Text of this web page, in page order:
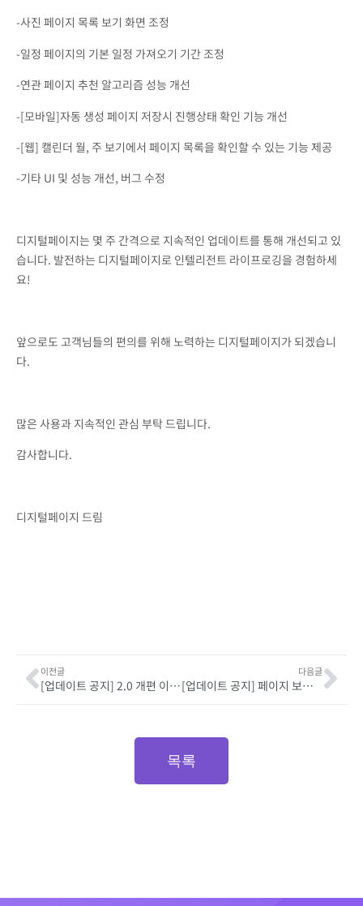
-사진 페이지 목록 보기 화면 조정
-일정 페이지의 기본 일정 가져오기 기간 조정
-연관 페이지 추천 알고리즘 성능 개선
-[모바일]자동 생성 페이지 저장시 진행상태 확인 기능 개선
-[웹] 캘린더 월, 주 보기에서 페이지 목록을 확인할 수 있는 기능 제공
-기타 UI 및 성능 개선, 버그 수정
디지털페이지는 몇 주 간격으로 지속적인 업데이트를 통해 개선되고 있
습니다. 발전하는 디지털페이지로 인텔리전트 라이프로깅을 경험하세
요!
앞으로도 고객님들의 편의를 위해 노력하는 디지털페이지가 되겠습니
다.
많은 사용과 지속적인 관심 부탁 드립니다.
감사합니다.
디지털페이지 드림
이전글
[업데이트 공지] 2.0 개편 이후 서비스 성능 개선
다음글
[업데이트 공지] 페이지 보기에서 스와이프로 이전/다음 페이지 보기
목록